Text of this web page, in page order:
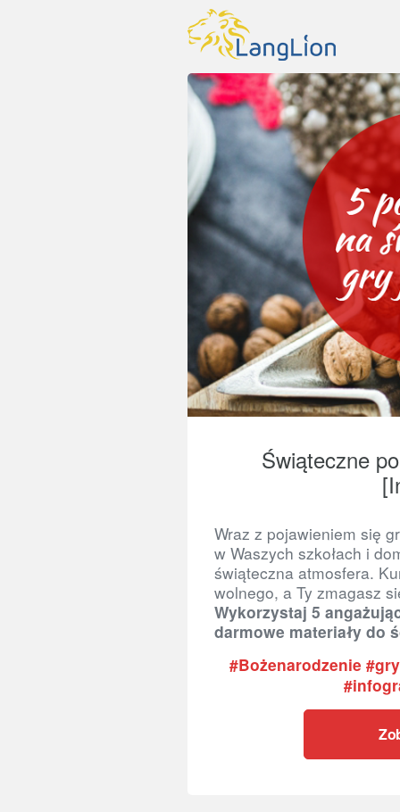
Świąteczne
Wraz z pojawieniem się
w Waszych szkołach i
świąteczna atmosfera.
wolnego, a Ty zmagasz
Wykorzystaj 5
darmowe materiały do
#Bożenarodzenie